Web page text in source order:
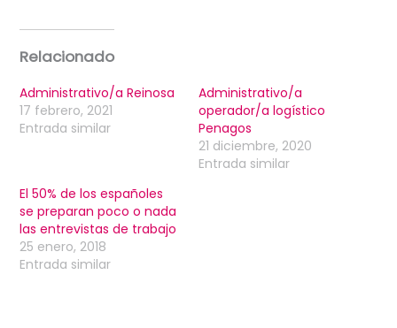
Relacionado
Administrativo/a Reinosa
17 febrero, 2021
Entrada similar
Administrativo/a
operador/a logístico
Penagos
21 diciembre, 2020
Entrada similar
El 50% de los españoles
se preparan poco o nada
las entrevistas de trabajo
25 enero, 2018
Entrada similar